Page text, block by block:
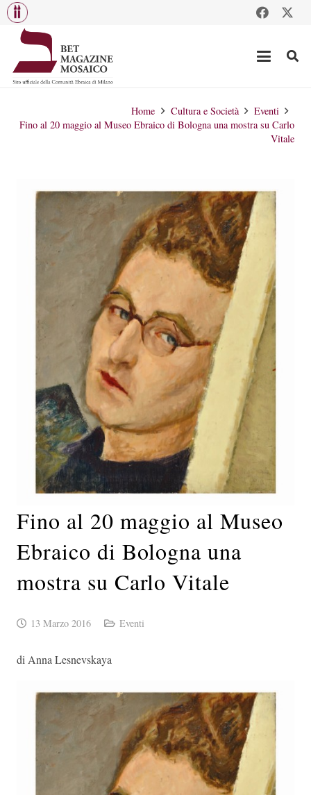
Home Cultura e Società
Eventi
Fino al 20 maggio al Museo Ebraico di Bologna una mostra su Carlo
Vitale
Fino al 20 maggio al Museo
Ebraico di Bologna una
mostra su Carlo Vitale
13 Marzo 2016 Eventi
di Anna Lesnevskaya